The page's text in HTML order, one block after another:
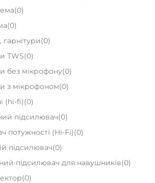
(0)
(0)
(0)
TWS(0)
без мікрофону(0)
з мікрофоном(0)
(hi-fi)(0)
підсилювач(0)
потужності (Hi-Fi)(0)
підсилювач(0)
підсилювач для навушників(0)
(0)